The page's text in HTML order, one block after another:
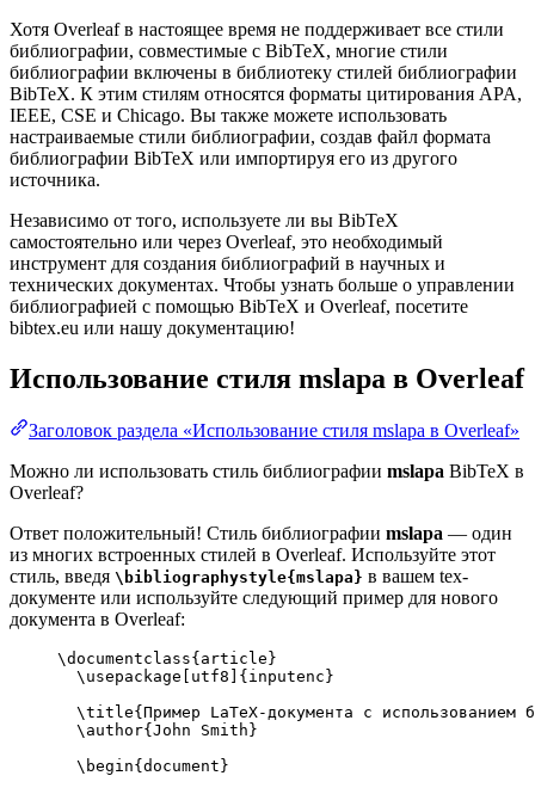
Хотя Overleaf в настоящее время не поддерживает все стили
библиографии, совместимые с BibTeX, многие стили
библиографии включены в библиотеку стилей библиографии
BibTeX. К этим стилям относятся форматы цитирования APA,
IEEE, CSE и Chicago. Вы также можете использовать
настраиваемые стили библиографии, создав файл формата
библиографии BibTeX или импортируя его из другого
источника.
Независимо от того, используете ли вы BibTeX
самостоятельно или через Overleaf, это необходимый
инструмент для создания библиографий в научных и
технических документах. Чтобы узнать больше о управлении
библиографией с помощью BibTeX и Overleaf, посетите
bibtex.eu или нашу документацию!
Использование стиля mslapa в Overleaf
Заголовок раздела «Использование стиля mslapa в Overleaf»
Можно ли использовать стиль библиографии mslapa BibTeX в
Overleaf?
Ответ положительный! Стиль библиографии mslapa — один
из многих встроенных стилей в Overleaf. Используйте этот
стиль, введя \bibliographystyle{mslapa} в вашем tex-
документе или используйте следующий пример для нового
документа в Overleaf:
\documentclass{ article }
\usepackage
utf8 ]{ inputenc }
\title{Пример LaTeX-документа с использованием
\author{John Smith}
\begin{ document }